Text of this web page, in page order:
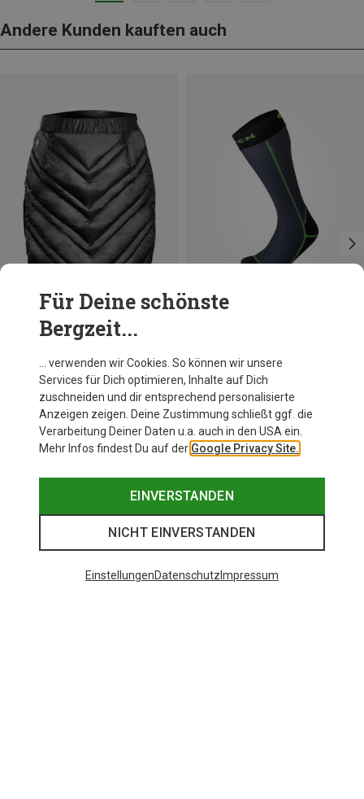
Andere Kunden kauften auch
Grüezi Bag
Damen DownWool Rock
CHF 144.95
S M L
Für Deine schönste
Bergzeit...
… verwenden wir Cookies. So können wir unsere
Services für Dich optimieren, Inhalte auf Dich
zuschneiden und dir entsprechend personalisierte
Anzeigen zeigen. Deine Zustimmung schließt ggf. die
Verarbeitung Deiner Daten u.a. auch in den USA ein.
Mehr Infos findest Du auf der Google Privacy Site.
EINVERSTANDEN
NICHT EINVERSTANDEN
EinstellungenDatenschutz Impressum